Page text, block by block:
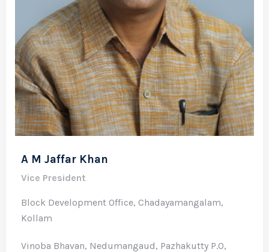
A M Jaffar Khan
Vice President
Block Development Office, Chadayamangalam,
Kollam
Vinoba Bhavan, Nedumangaud, Pazhakutty P.O,